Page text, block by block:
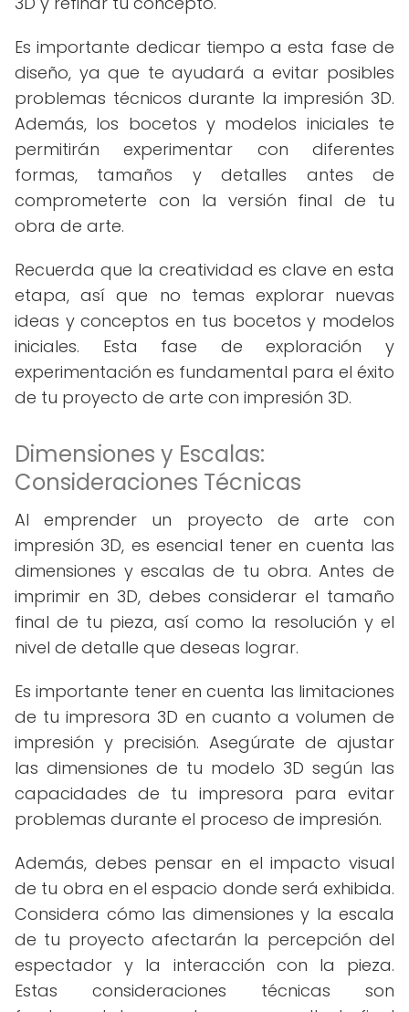
Es importante dedicar tiempo a esta fase de
diseño, ya que te ayudará a evitar posibles
problemas técnicos durante la impresión 3D.
Además, los bocetos y modelos iniciales te
permitirán experimentar con diferentes
formas, tamaños y detalles antes de
comprometerte con la versión final de tu
obra de arte.
Recuerda que la creatividad es clave en esta
etapa, así que no temas explorar nuevas
ideas y conceptos en tus bocetos y modelos
iniciales. Esta fase de exploración y
experimentación es fundamental para el éxito
de tu proyecto de arte con impresión 3D.
Dimensiones y Escalas:
Consideraciones Técnicas
Al emprender un proyecto de arte con
impresión 3D, es esencial tener en cuenta las
dimensiones y escalas de tu obra. Antes de
imprimir en 3D, debes considerar el tamaño
final de tu pieza, así como la resolución y el
nivel de detalle que deseas lograr.
Es importante tener en cuenta las limitaciones
de tu impresora 3D en cuanto a volumen de
impresión y precisión. Asegúrate de ajustar
las dimensiones de tu modelo 3D según las
capacidades de tu impresora para evitar
problemas durante el proceso de impresión.
Además, debes pensar en el impacto visual
de tu obra en el espacio donde será exhibida.
Considera cómo las dimensiones y la escala
de tu proyecto afectarán la percepción del
espectador y la interacción con la pieza.
Estas consideraciones técnicas son